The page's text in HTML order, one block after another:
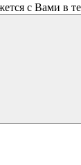
с Вами в